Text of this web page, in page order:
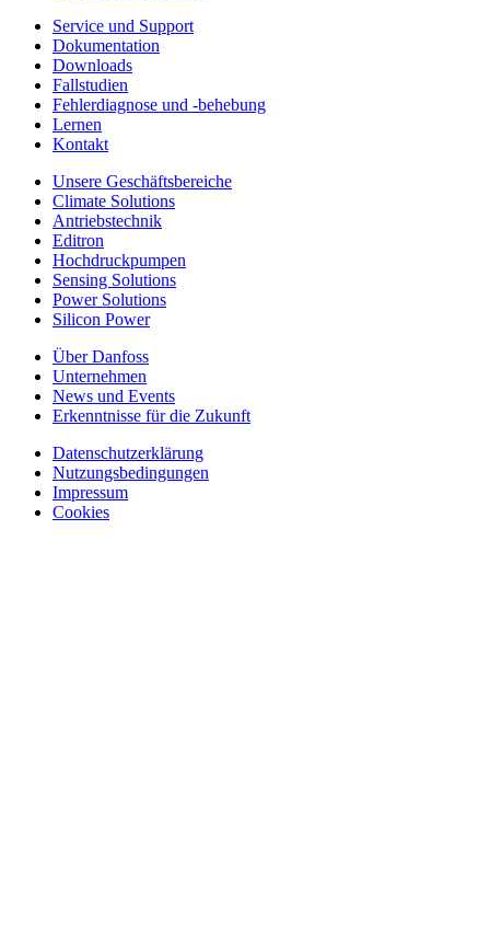
Service und Support
Dokumentation
Downloads
Fallstudien
Fehlerdiagnose und -behebung
Lernen
Kontakt
Unsere Geschäftsbereiche
Climate Solutions
Antriebstechnik
Editron
Hochdruckpumpen
Sensing Solutions
Power Solutions
Silicon Power
Über Danfoss
Unternehmen
News und Events
Erkenntnisse für die Zukunft
Datenschutzerklärung
Nutzungsbedingungen
Impressum
Cookies